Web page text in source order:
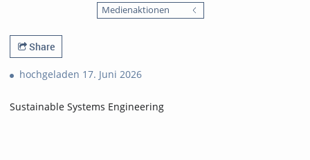
Medienaktionen
Share
hochgeladen 17. Juni 2026
Sustainable Systems Engineering